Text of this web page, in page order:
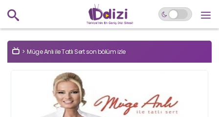
Müge Anlı ile Tatlı Sert son bölüm izle